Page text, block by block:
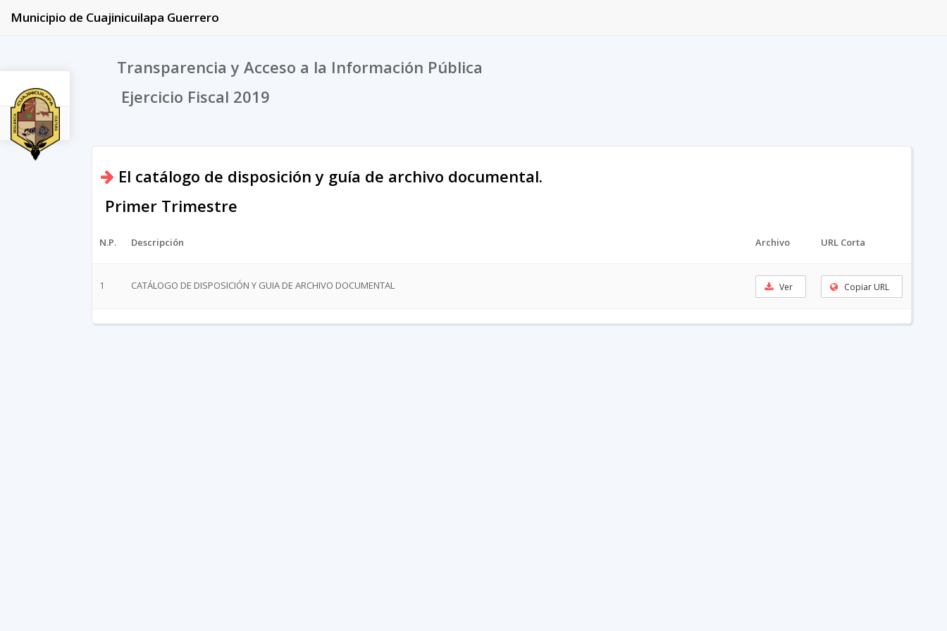
2019
Municipio de Cuajinicuilapa Guerrero
Transparencia y Acceso a la Información Pública
Ejercicio Fiscal 2019
El catálogo de disposición y guía de archivo documental.
Primer Trimestre
N.P. Descripción Archivo URL Corta
1 CATÁLOGO DE DISPOSICIÓN Y GUIA DE ARCHIVO DOCUMENTAL Ver Copiar URL